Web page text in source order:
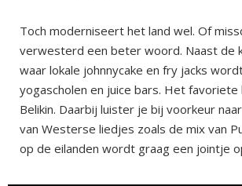
Toch moderniseert het land wel. Of
verwesterd een beter woord. Naast de
waar lokale johnnycake en fry jacks
yogascholen en juice bars. Het
Belikin. Daarbij luister je bij voorkeur
van Westerse liedjes zoals de mix van
op de eilanden wordt graag een jointje